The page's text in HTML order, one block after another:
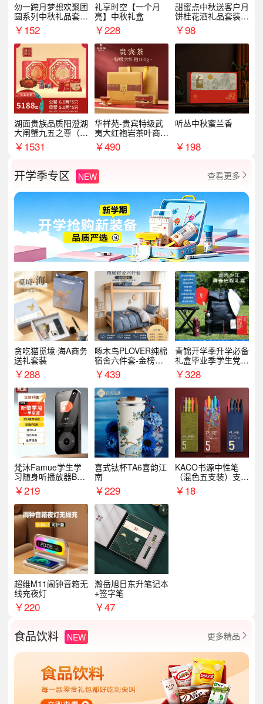
勿一跨月梦想欢聚团
圆系列中秋礼品套装
企业送客户商务伴手
礼
￥152
礼享时空【一个月
亮】中秋礼盒
￥228
甜蜜点中秋送客户月
饼桂花酒礼品套装D
AL1377
￥98
湖面贵族品质阳澄湖
大闸蟹九五之尊（卡
券）5188型
￥1531
华祥苑-贵宾特级武
夷大红袍岩茶叶商务
礼盒中秋节送长辈1
00g
￥490
听丛中秋蜜兰香
￥198
开学季专区 NEW 查看更多 
贪吃猫觅境·海A商务
送礼套装
￥288
啄木鸟PLOVER纯棉
宿舍六件套-金榜题
名
￥439
青锦开学季升学必备
礼盒毕业季学生党户
外出行备考装备礼品
￥328
梵沐Famue学生学
习随身听播放器BL1
5（64G）
￥219
喜式钛杯TA6喜韵江
南
￥229
KACO书源中性笔
（混色五支装）支持
logo定制
￥18
超维M11闹钟音箱无
线充夜灯
￥220
瀚岳旭日东升笔记本
+签字笔
￥47
食品饮料 NEW 更多精品 